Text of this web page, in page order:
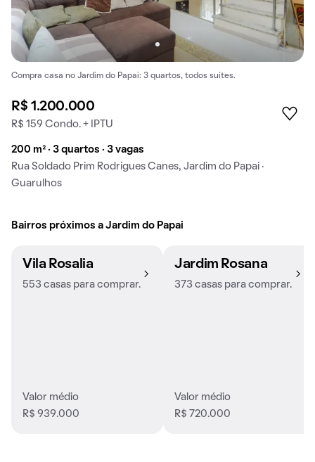
Compra casa no Jardim do Papai: 3 quartos, todos suítes.
R$ 1.200.000
R$ 159 Condo. + IPTU
200 m² · 3 quartos · 3 vagas
Rua Soldado Prim Rodrigues Canes, Jardim do Papai ·
Guarulhos
Bairros próximos a Jardim do Papai
Vila Rosalia
553 casas para comprar.
Valor médio
R$ 939.000
Jardim Rosana
373 casas para comprar.
Valor médio
R$ 720.000